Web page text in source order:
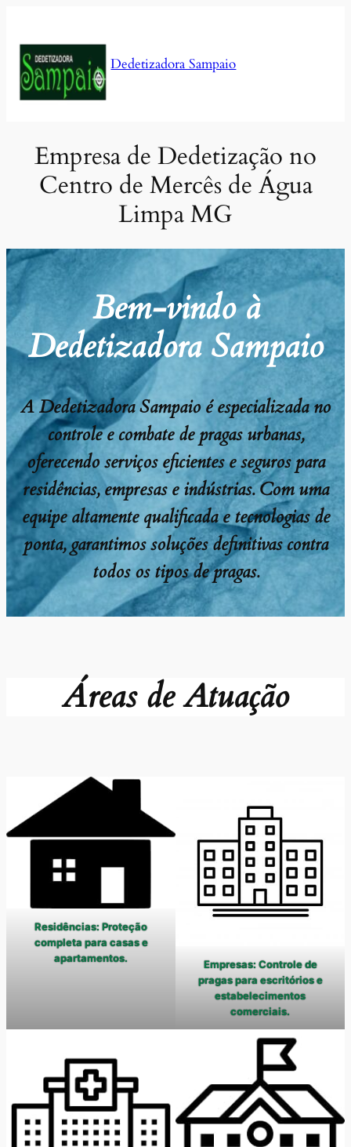
conteúdo
Dedetizadora Sampaio
Empresa de Dedetização no
Centro de Mercês de Água
Limpa MG
Bem-vindo à
Dedetizadora Sampaio
A Dedetizadora Sampaio é especializada no
controle e combate de pragas urbanas,
oferecendo serviços eficientes e seguros para
residências, empresas e indústrias. Com uma
equipe altamente qualificada e tecnologias de
ponta, garantimos soluções definitivas contra
todos os tipos de pragas.
Áreas de Atuação
Residências: Proteção
completa para casas e
apartamentos.
Empresas: Controle de
pragas para escritórios e
estabelecimentos
comerciais.